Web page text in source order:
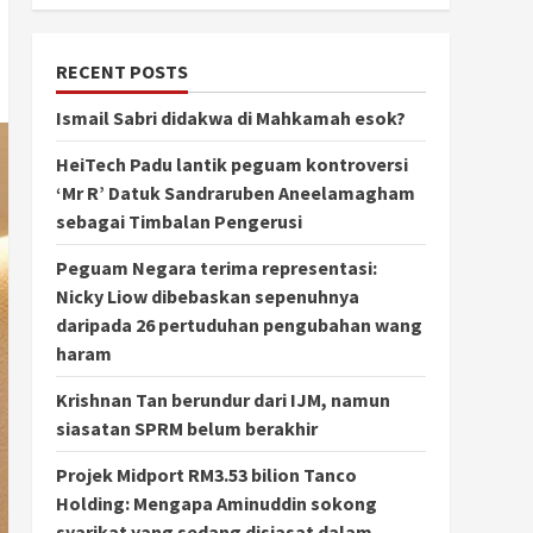
RECENT POSTS
Ismail Sabri didakwa di Mahkamah esok?
HeiTech Padu lantik peguam kontroversi
‘Mr R’ Datuk Sandraruben Aneelamagham
sebagai Timbalan Pengerusi
Peguam Negara terima representasi:
Nicky Liow dibebaskan sepenuhnya
daripada 26 pertuduhan pengubahan wang
haram
Krishnan Tan berundur dari IJM, namun
siasatan SPRM belum berakhir
Projek Midport RM3.53 bilion Tanco
Holding: Mengapa Aminuddin sokong